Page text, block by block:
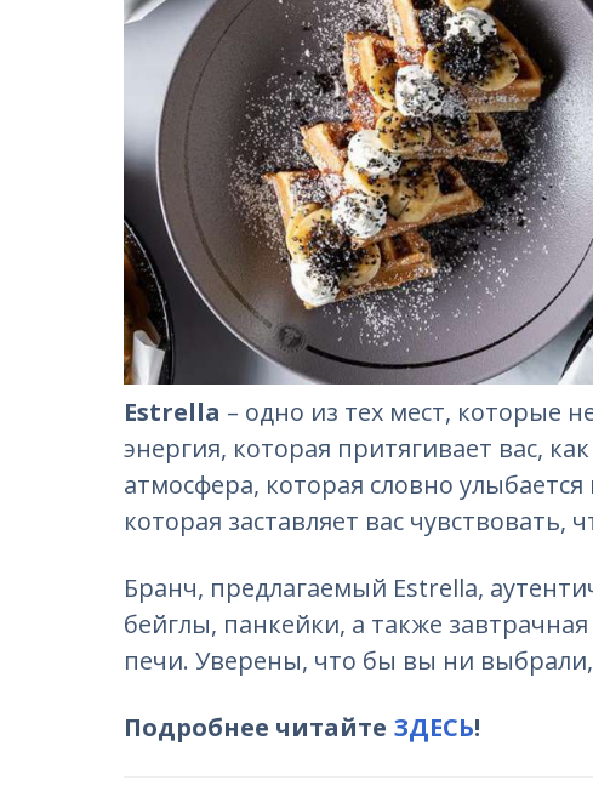
Estrella – одно из тех мест, которые
энергия, которая притягивает вас,
атмосфера, которая словно
которая заставляет вас
Бранч, предлагаемый Estrella,
бейглы, панкейки, а также
печи. Уверены, что бы вы ни
Подробнее читайте ЗДЕСЬ!